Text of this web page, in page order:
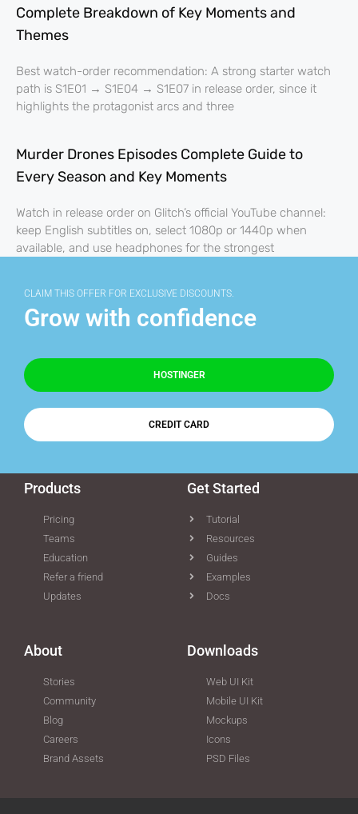
Complete Breakdown of Key Moments and
Themes
Best watch-order recommendation: A strong starter watch
path is S1E01 → S1E04 → S1E07 in release order, since it
highlights the protagonist arcs and three
Murder Drones Episodes Complete Guide to
Every Season and Key Moments
Watch in release order on Glitch’s official YouTube channel:
keep English subtitles on, select 1080p or 1440p when
available, and use headphones for the strongest
CLAIM THIS OFFER FOR EXCLUSIVE DISCOUNTS.
Grow with confidence
HOSTINGER
CREDIT CARD
Products
Pricing
Teams
Education
Refer a friend
Updates
Get Started
Tutorial
Resources
Guides
Examples
Docs
About
Stories
Community
Blog
Careers
Brand Assets
Downloads
Web UI Kit
Mobile UI Kit
Mockups
Icons
PSD Files